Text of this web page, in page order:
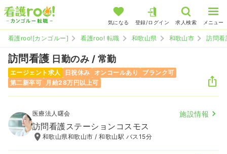
気になる 登録/ログイン 求人検索 メニュー
看護roo![カンゴルー] 看護roo! 転職 和歌山県 和歌山市 訪問看
訪問看護 日勤のみ / 常勤
エージェント求人 日祝休み オンコールあり
ブランク可
第二新卒可
月給28万円以上可
医療法人曙会 施設情報
訪問看護ステーションコスモス
和歌山県和歌山市 / 和歌山駅 バス15分